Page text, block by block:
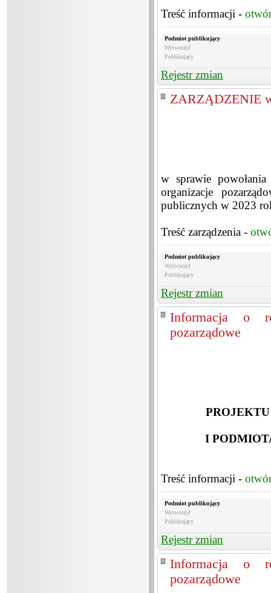
Treść informacji -
Podmiot publikujący
Wytworzył
Publikujący
Rejestr zmian
ZARZĄDZENIE
w sprawie
organizacje
publicznych w 2023
Treść zarządzenia -
Podmiot publikujący
Wytworzył
Publikujący
Rejestr zmian
Informacja o
pozarządowe
I
Treść informacji -
Podmiot publikujący
Wytworzył
Publikujący
Rejestr zmian
Informacja o
pozarządowe